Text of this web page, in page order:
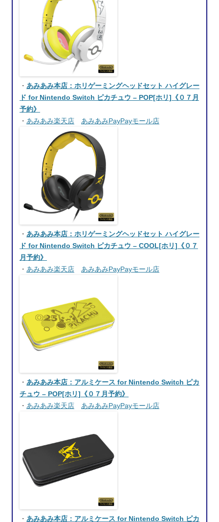
・ あみあみ本店：ホリゲーミングヘッドセット ハイグレー
ド for Nintendo Switch ピカチュウ – POP[ホリ]《０７月
予約》
・ あみあみ楽天店 あみあみPayPayモール店
・ あみあみ本店：ホリゲーミングヘッドセット ハイグレー
ド for Nintendo Switch ピカチュウ – COOL[ホリ]《０７
月予約》
・ あみあみ楽天店 あみあみPayPayモール店
・ あみあみ本店：アルミケース for Nintendo Switch ピカ
チュウ – POP[ホリ]《０７月予約》
・ あみあみ楽天店 あみあみPayPayモール店
・ あみあみ本店：アルミケース for Nintendo Switch ピカ